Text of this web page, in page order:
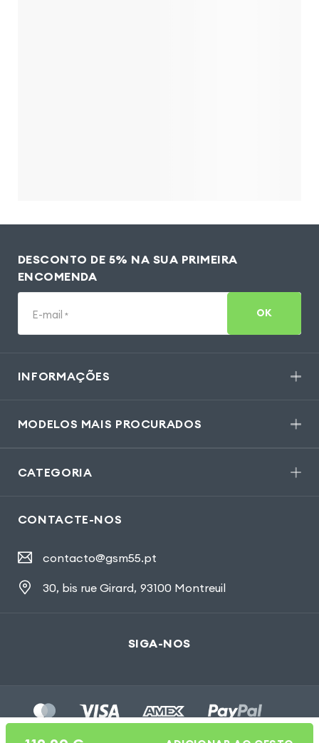
DESCONTO DE 5% NA SUA PRIMEIRA
ENCOMENDA
E-mail * OK
INFORMAÇÕES
MODELOS MAIS PROCURADOS
CATEGORIA
CONTACTE-NOS
contacto@gsm55.pt
30, bis rue Girard, 93100 Montreuil
SIGA-NOS